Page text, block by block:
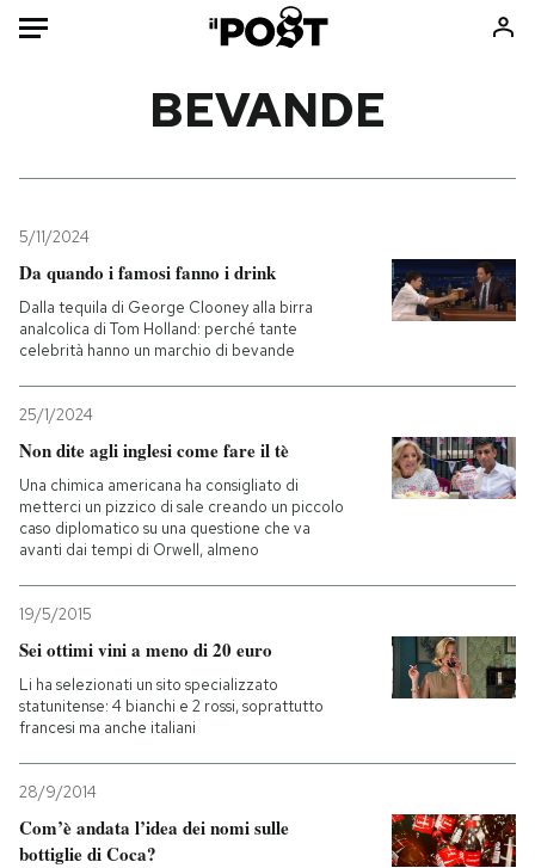
Mondo
Politica
Tecnologia
Internet
Cultura
Economia
Sport
Consumismi
Storie/Idee
Mondiali calcio 2026
PODCAST
NEWSLETTER
I MIEI PREFERITI
SHOP
BEVANDE
5/11/2024
Da quando i famosi fanno i drink
Dalla tequila di George Clooney alla birra
analcolica di Tom Holland: perché tante
celebrità hanno un marchio di bevande
25/1/2024
Non dite agli inglesi come fare il tè
Una chimica americana ha consigliato di
metterci un pizzico di sale creando un piccolo
caso diplomatico su una questione che va
avanti dai tempi di Orwell, almeno
19/5/2015
Sei ottimi vini a meno di 20 euro
Li ha selezionati un sito specializzato
statunitense: 4 bianchi e 2 rossi, soprattutto
francesi ma anche italiani
28/9/2014
Com’è andata l’idea dei nomi sulle
bottiglie di Coca?